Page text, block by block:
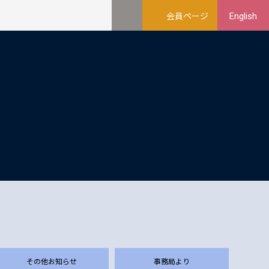
会員ページ English
事務局より
その他お知らせ